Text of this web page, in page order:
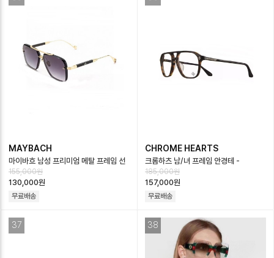
MAYBACH
마이바흐 남성 프리미엄 메탈 프레임 선
글라스 - Maybach Mens Premium
Me…
155,000원
130,000원
무료배송
CHROME HEARTS
크롬하츠 남/녀 프레임 안경테 -
Chrome Hearts Unisex Glasses
Fr…
185,000원
157,000원
무료배송
37 38